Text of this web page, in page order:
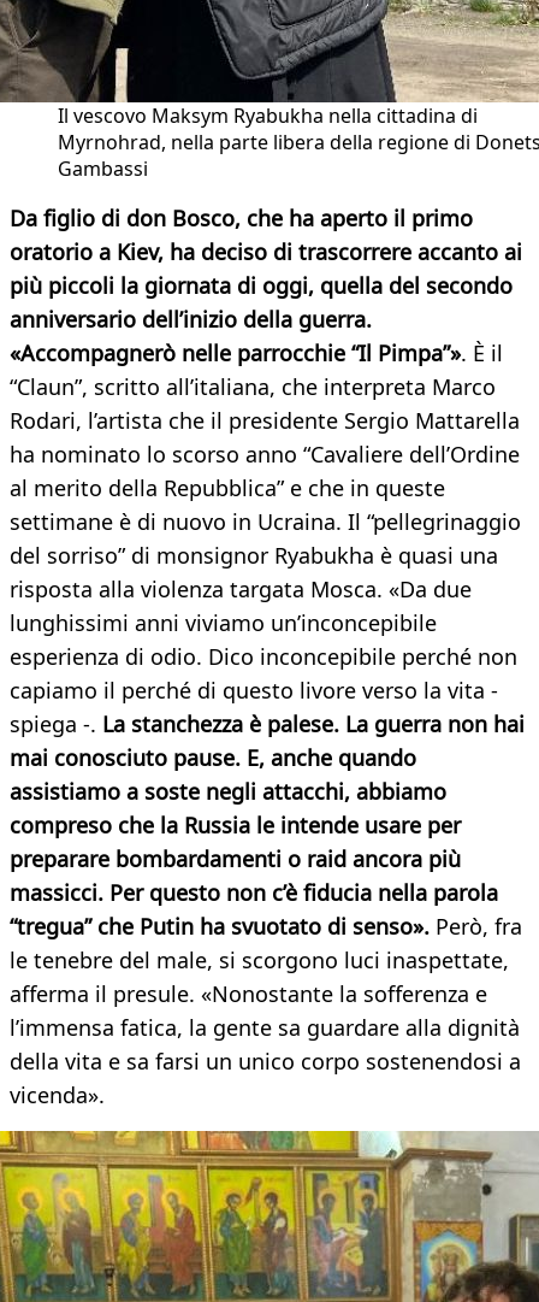
Il vescovo Maksym Ryabukha nella cittadina di
Myrnohrad, nella parte libera della regione di
Gambassi
Da figlio di don Bosco, che ha aperto il primo
oratorio a Kiev, ha deciso di trascorrere accanto ai
più piccoli la giornata di oggi, quella del secondo
anniversario dell’inizio della guerra.
«Accompagnerò nelle parrocchie “Il Pimpa”». È il
“Claun”, scritto all’italiana, che interpreta Marco
Rodari, l’artista che il presidente Sergio Mattarella
ha nominato lo scorso anno “Cavaliere dell’Ordine
al merito della Repubblica” e che in queste
settimane è di nuovo in Ucraina. Il “pellegrinaggio
del sorriso” di monsignor Ryabukha è quasi una
risposta alla violenza targata Mosca. «Da due
lunghissimi anni viviamo un’inconcepibile
esperienza di odio. Dico inconcepibile perché non
capiamo il perché di questo livore verso la vita -
spiega -. La stanchezza è palese. La guerra non hai
mai conosciuto pause. E, anche quando
assistiamo a soste negli attacchi, abbiamo
compreso che la Russia le intende usare per
preparare bombardamenti o raid ancora più
massicci. Per questo non c’è fiducia nella parola
“tregua” che Putin ha svuotato di senso». Però, fra
le tenebre del male, si scorgono luci inaspettate,
afferma il presule. «Nonostante la sofferenza e
l’immensa fatica, la gente sa guardare alla dignità
della vita e sa farsi un unico corpo sostenendosi a
vicenda».